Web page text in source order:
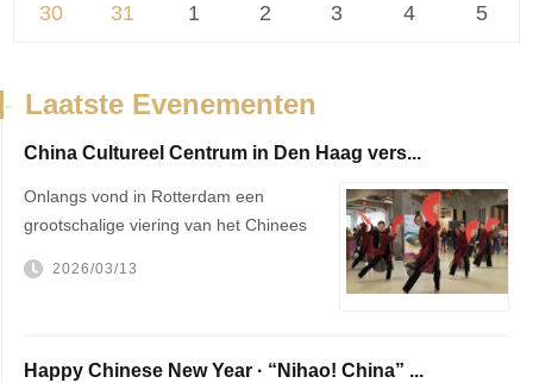
30 31 1 2 3 4 5
- Laatste Evenementen
China Cultureel Centrum in Den Haag vers...
Onlangs vond in Rotterdam een
grootschalige viering van het Chinees
2026/03/13
Happy Chinese New Year · “Nihao! China” ...